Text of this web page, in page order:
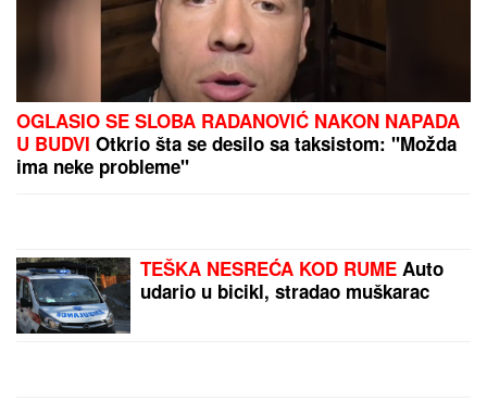
OGLASIO SE SLOBA RADANOVIĆ NAKON NAPADA
U BUDVI Otkrio šta se desilo sa taksistom: "Možda
ima neke probleme"
TEŠKA NESREĆA KOD RUME Auto
udario u bicikl, stradao muškarac